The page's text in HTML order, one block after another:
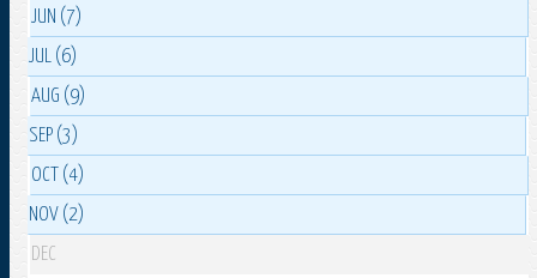
JUN (7)
JUL (6)
AUG (9)
SEP (3)
OCT (4)
NOV (2)
DEC